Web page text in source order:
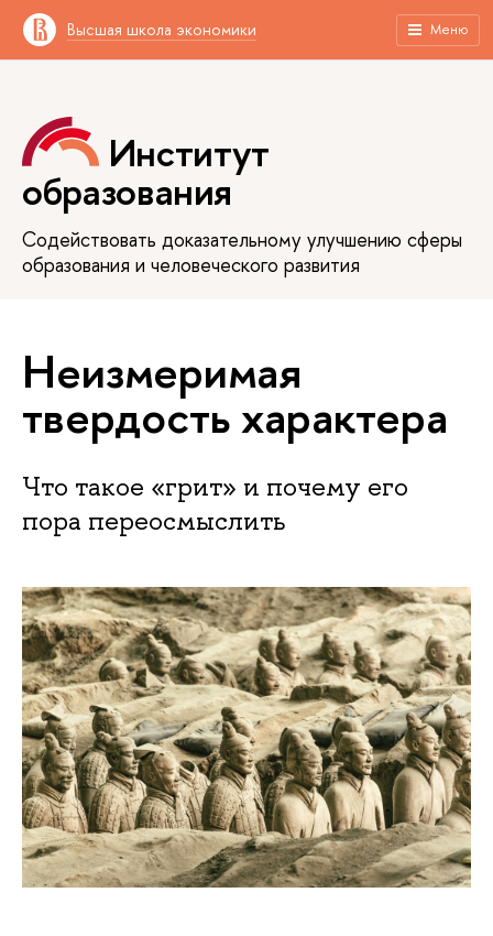
Высшая школа экономики Меню
Институт
образования
Содействовать доказательному улучшению сферы
образования и человеческого развития
Неизмеримая
твердость характера
Что такое «грит» и почему его
пора переосмыслить